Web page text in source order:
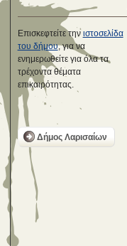
Επισκεφτείτε την ιστοσελίδα
του δήμου, για να
ενημερωθείτε για όλα τα
τρέχοντα θέματα
επικαιρότητας.
Δήμος Λαρισαίων